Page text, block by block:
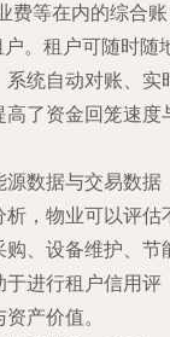
费等在内的综合账
。租户可随时随
统自动对账、实
了资金回笼速度
源数据与交易数据
，物业可以评估
、设备维护、节
于进行租户信用评
产价值。